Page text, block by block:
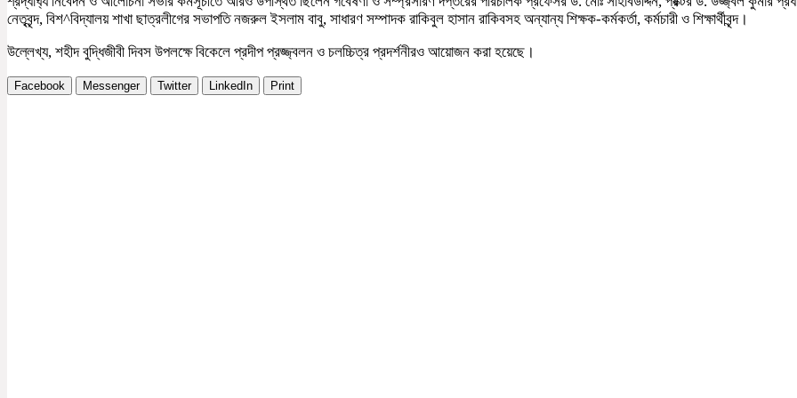
নেতৃবৃন্দ, বিশ^বিদ্যালয় শাখা ছাত্রলীগের সভাপতি নজরুল ইসলাম বাবু, সাধারণ সম্পাদক রাকিবুল হাসান রাকিবসহ অন্যান্য শিক্ষক-কর্মকর্তা, কর্মচারী ও শিক্ষার্থীবৃন্দ।
উল্লেখ্য, শহীদ বুদ্ধিজীবী দিবস উপলক্ষে বিকেলে প্রদীপ প্রজ্জ্বলন ও চলচ্চিত্র প্রদর্শনীরও আয়োজন করা হয়েছে।
Facebook Messenger Twitter LinkedIn Print